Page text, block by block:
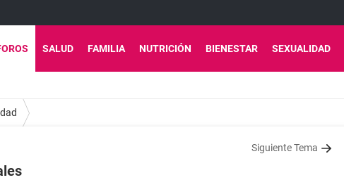
SALUD FAMILIA NUTRICIÓN BIENESTAR SEXUALIDAD
Siguiente Tema